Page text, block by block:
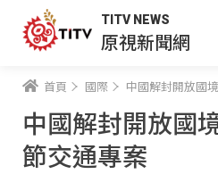
TITV NEWS
原視新聞網
首頁 國際 中國解封開放國
中國解封開放國
節交通專案